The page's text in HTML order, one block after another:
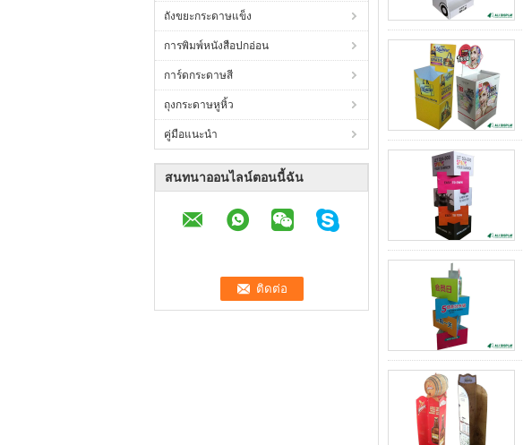
ถังขยะกระดาษแข็ง
การพิมพ์หนังสือปกอ่อน
การ์ดกระดาษสี
ถุงกระดาษหูหิ้ว
คู่มือแนะนำ
สนทนาออนไลน์ตอนนี้ฉัน